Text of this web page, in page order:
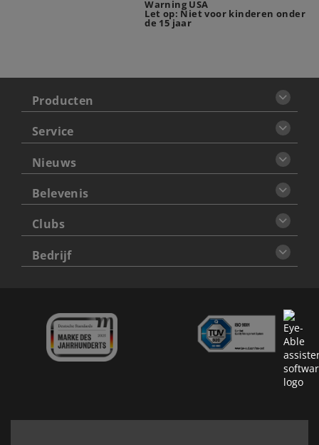
Warning USA
Let op: Niet voor kinderen onder
de 15 jaar
Producten
Service
Nieuws
Belevenis
Clubs
Bedrijf